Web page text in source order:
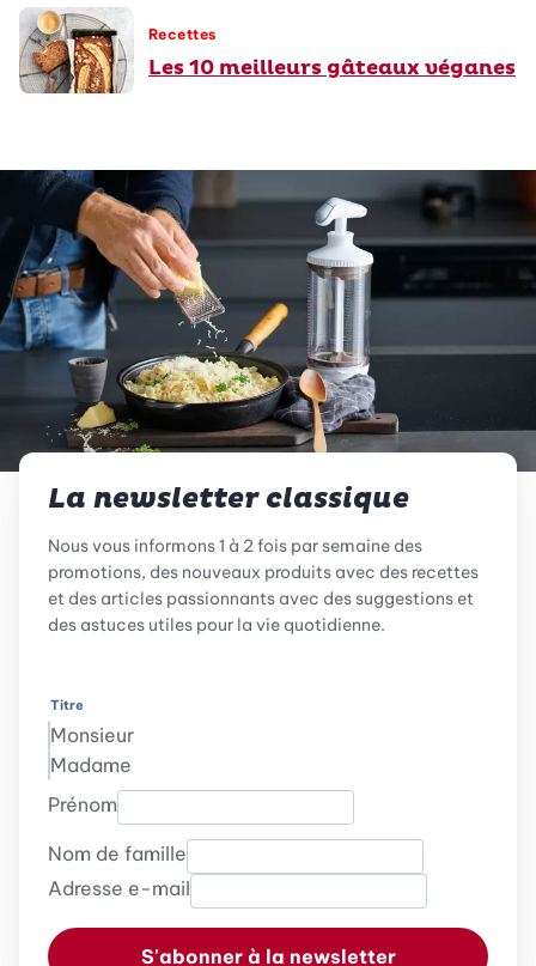
Recettes
Les 10 meilleurs gâteaux véganes
La newsletter classique
Nous vous informons 1 à 2 fois par semaine des
promotions, des nouveaux produits avec des recettes
et des articles passionnants avec des suggestions et
des astuces utiles pour la vie quotidienne.
Titre
Monsieur
Madame
Prénom
Nom de famille
Adresse e-mail
S'abonner à la newsletter